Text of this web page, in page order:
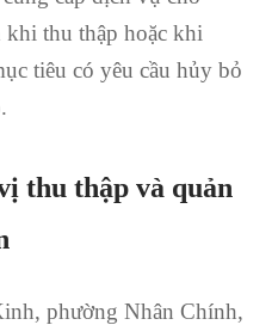
khi thu thập hoặc khi
tiêu có yêu cầu hủy bỏ
thu thập và quản
phường Nhân Chính,